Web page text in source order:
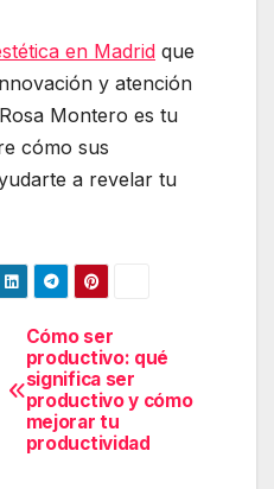
en Madrid que
y atención
Montero es tu
cómo sus
a revelar tu
Cómo ser
productivo: qué
significa ser
productivo y cómo
mejorar tu
productividad